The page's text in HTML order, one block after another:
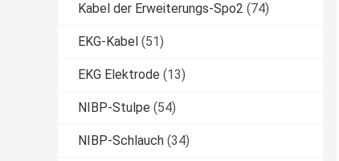
Kabel der Erweiterungs-Spo2 (74)
EKG-Kabel (51)
EKG Elektrode (13)
NIBP-Stulpe (54)
NIBP-Schlauch (34)